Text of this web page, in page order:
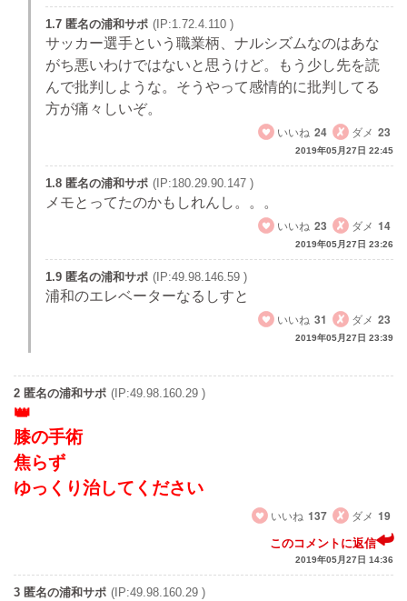
1.7 匿名の浦和サポ (IP:1.72.4.110 )
サッカー選手という職業柄、ナルシズムなのはあな
がち悪いわけではないと思うけど。もう少し先を読
んで批判しような。そうやって感情的に批判してる
方が痛々しいぞ。
いいね 24 ダメ 23
2019年05月27日 22:45
1.8 匿名の浦和サポ (IP:180.29.90.147 )
メモとってたのかもしれんし。。。
いいね 23 ダメ 14
2019年05月27日 23:26
1.9 匿名の浦和サポ (IP:49.98.146.59 )
浦和のエレベーターなるしすと
いいね 31 ダメ 23
2019年05月27日 23:39
2 匿名の浦和サポ (IP:49.98.160.29 )
膝の手術
焦らず
ゆっくり治してください
いいね 137 ダメ 19
このコメントに返信
2019年05月27日 14:36
3 匿名の浦和サポ (IP:49.98.160.29 )